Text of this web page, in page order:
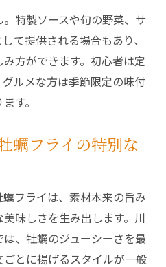
特製ソースや旬の野菜、サ
て提供される場合もあり、
方ができます。初心者は定
ルメな方は季節限定の味付
す。
蠣フライの特別な
フライは、素材本来の旨み
味しさを生み出します。川
、牡蠣のジューシーさを最
とに揚げるスタイルが一般